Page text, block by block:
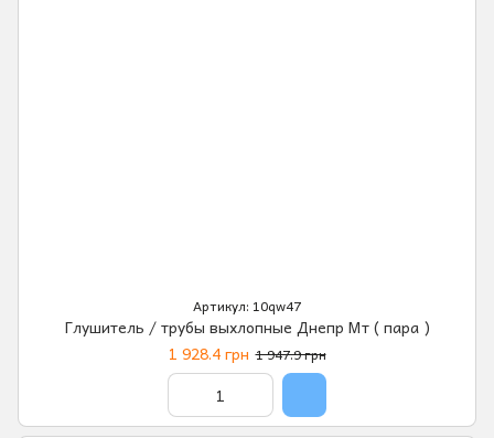
Артикул: 10qw47
Глушитель / трубы выхлопные Днепр Мт ( пара )
1 928.4 грн 1 947.9 грн